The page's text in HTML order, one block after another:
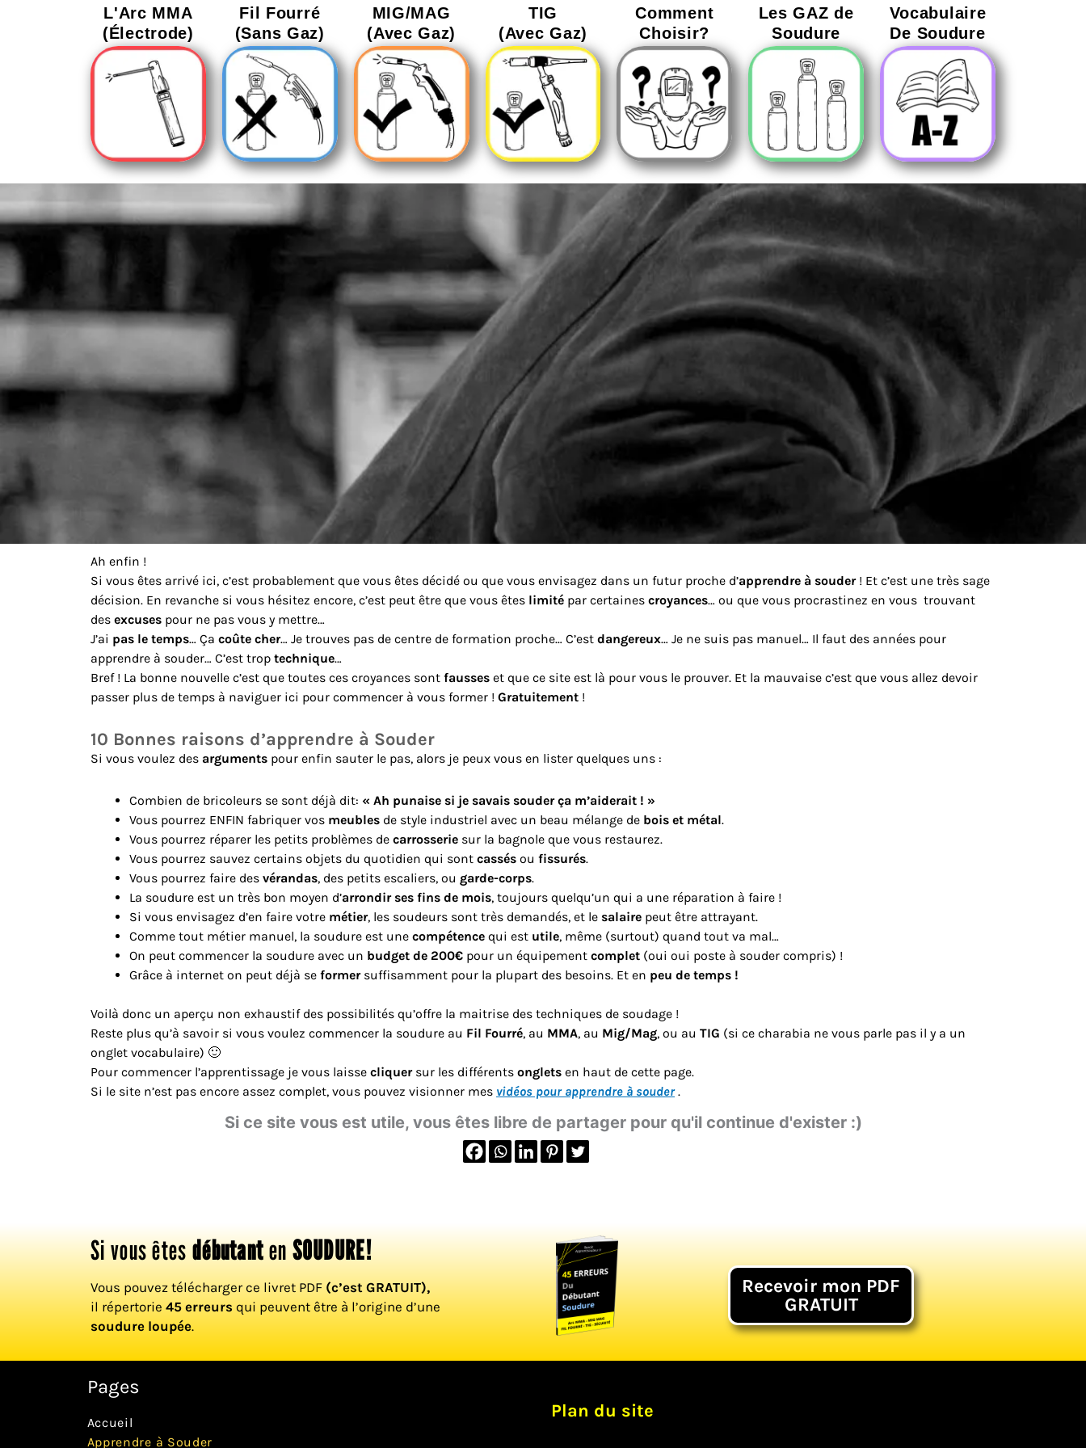
L'Arc MMA
(Électrode)
Fil Fourré
(Sans Gaz)
MIG/MAG
(Avec Gaz)
TIG
(Avec Gaz)
Comment
Choisir?
Les GAZ de
Soudure
Vocabulaire
De Soudure
Ah enfin !
Si vous êtes arrivé ici, c’est probablement que vous êtes décidé ou que vous envisagez dans un futur proche d’apprendre à souder! Et c’est une très sage
décision. En revanche si vous hésitez encore, c’est peut être que vous êtes limité par certaines croyances… ou que vous procrastinez en vous trouvant
des excuses pour ne pas vous y mettre…
J’ai pas le temps… Ça coûte cher… Je trouves pas de centre de formation proche… C’est dangereux… Je ne suis pas manuel… Il faut des années pour
apprendre à souder… C’est trop technique…
Bref ! La bonne nouvelle c’est que toutes ces croyances sont fausses et que ce site est là pour vous le prouver. Et la mauvaise c’est que vous allez devoir
passer plus de temps à naviguer ici pour commencer à vous former ! Gratuitement !
10 Bonnes raisons d’apprendre à Souder
Si vous voulez des arguments pour enfin sauter le pas, alors je peux vous en lister quelques uns :
Combien de bricoleurs se sont déjà dit: « Ah punaise si je savais souder ça m’aiderait ! »
Vous pourrez ENFIN fabriquer vos meubles de style industriel avec un beau mélange de bois et métal.
Vous pourrez réparer les petits problèmes de carrosserie sur la bagnole que vous restaurez.
Vous pourrez sauvez certains objets du quotidien qui sont cassés ou fissurés.
Vous pourrez faire des vérandas, des petits escaliers, ou garde-corps.
La soudure est un très bon moyen d’arrondir ses fins de mois, toujours quelqu’un qui a une réparation à faire !
Si vous envisagez d’en faire votre métier, les soudeurs sont très demandés, et le salaire peut être attrayant.
Comme tout métier manuel, la soudure est une compétence qui est utile, même (surtout) quand tout va mal…
On peut commencer la soudure avec un budget de 200€ pour un équipement complet (oui oui poste à souder compris) !
Grâce à internet on peut déjà se formersuffisamment pour la plupart des besoins. Et en peu de temps !
Voilà donc un aperçu non exhaustif des possibilités qu’offre la maitrise des techniques de soudage !
Reste plus qu’à savoir si vous voulez commencer la soudure au Fil Fourré, au MMA, au Mig/Mag, ou au TIG (si ce charabia ne vous parle pas il y a un
onglet vocabulaire) 🙂
Pour commencer l’apprentissage je vous laisse cliquersur les différents onglets en haut de cette page.
Si le site n’est pas encore assez complet, vous pouvez visionner mes vidéos pour apprendre à souder.
Si ce site vous est utile, vous êtes libre de partager pour qu'il continue d'exister :)
Si vous êtesdébutantenSOUDURE!
Vous pouvez télécharger ce livret PDF (c’est GRATUIT),
il répertorie 45 erreurs qui peuvent être à l’origine d’une
soudure loupée.
Recevoir mon PDF
GRATUIT
Pages
Accueil
Apprendre à Souder
Plan du site